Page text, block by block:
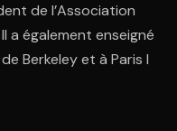
de l’Association
a également enseigné
Berkeley et à Paris I